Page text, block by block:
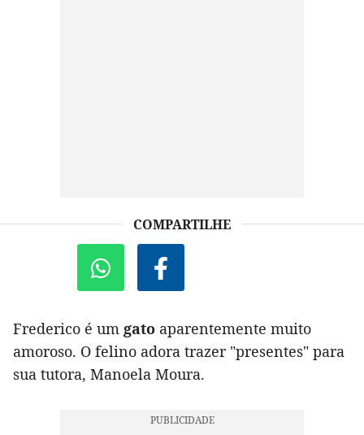
COMPARTILHE
Frederico é um gato aparentemente muito
amoroso. O felino adora trazer "presentes" para
sua tutora, Manoela Moura.